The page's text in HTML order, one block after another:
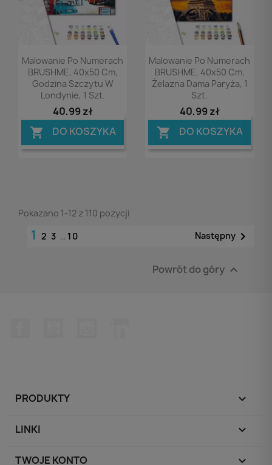
Podgląd
Malowanie Po Numerach
BRUSHME, 40x50 Cm,
Godzina Szczytu W
Londynie, 1 Szt.
40,99 zł
 DO KOSZYKA
Podgląd
Malowanie Po Numerach
BRUSHME, 40x50 Cm,
Żelazna Dama Paryża, 1
Szt.
40,99 zł
 DO KOSZYKA
Pokazano 1-12 z 110 pozycji
1 2 3 … 10 Następny 
Powrót do góry 
PRODUKTY 
LINKI 
TWOJE KONTO 